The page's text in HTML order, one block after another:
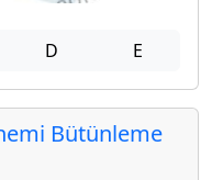
D E
Bütünleme